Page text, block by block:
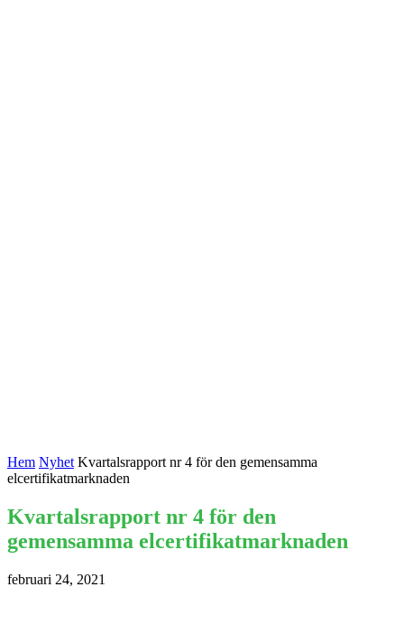
Hem Nyhet Kvartalsrapport nr 4 för den gemensamma
elcertifikatmarknaden
Kvartalsrapport nr 4 för den
gemensamma elcertifikatmarknaden
februari 24, 2021